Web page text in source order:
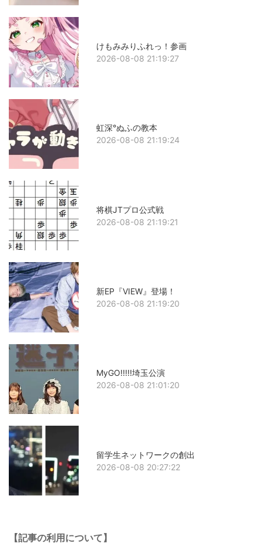
けもみみりふれっ！参画
2026-08-08 21:19:27
虹深°ぬふの教本
2026-08-08 21:19:24
将棋JTプロ公式戦
2026-08-08 21:19:21
新EP『VIEW』登場！
2026-08-08 21:19:20
MyGO!!!!!埼玉公演
2026-08-08 21:01:20
留学生ネットワークの創出
2026-08-08 20:27:22
【記事の利用について】